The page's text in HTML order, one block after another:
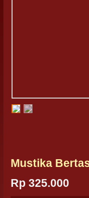
Mustika
Rp 325.000